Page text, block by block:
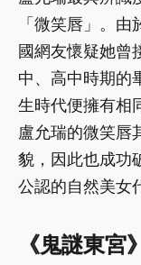
「微笑唇」。
國網友懷疑她曾
中、高中時期的
生時代便擁有相
盧允瑞的微笑唇
貌，因此也成功
公認的自然美女
《鬼謎東宮